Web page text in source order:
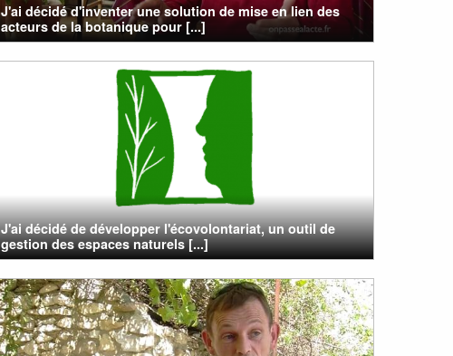
J'ai décidé d'inventer une solution de mise en lien des
acteurs de la botanique pour [...]
J'ai décidé de développer l'écovolontariat, un outil de
gestion des espaces naturels [...]